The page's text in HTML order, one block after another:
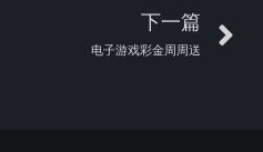
下一篇
电子游戏彩金周周送